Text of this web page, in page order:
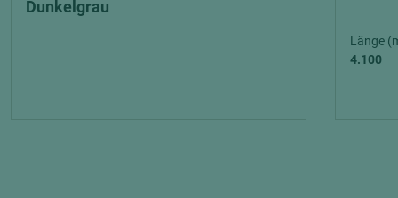
Dunkelgrau
Länge
4.100